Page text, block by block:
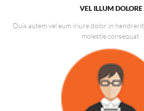
VEL ILLUM DOLORE
Duis autem vel eum iriure dolor in
molestie consequat.